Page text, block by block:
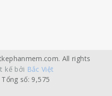
All rights
kế bởi Bắc Việt
số: 9,575